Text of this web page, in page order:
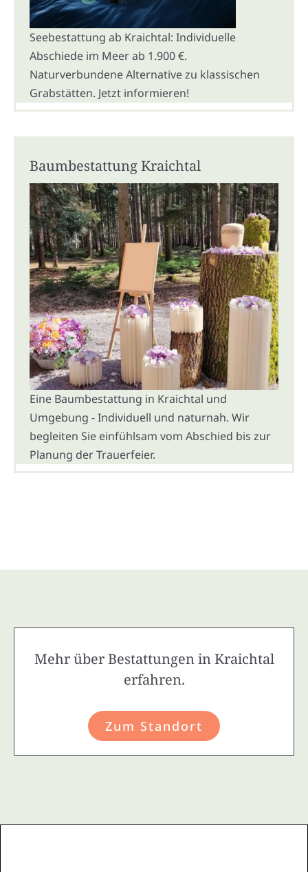
Seebestattung ab Kraichtal: Individuelle
Abschiede im Meer ab 1.900 €.
Naturverbundene Alternative zu klassischen
Grabstätten. Jetzt informieren!
Baumbestattung Kraichtal
Eine Baumbestattung in Kraichtal und
Umgebung - Individuell und naturnah. Wir
begleiten Sie einfühlsam vom Abschied bis zur
Planung der Trauerfeier.
Mehr über Bestattungen in Kraichtal
erfahren.
Zum Standort